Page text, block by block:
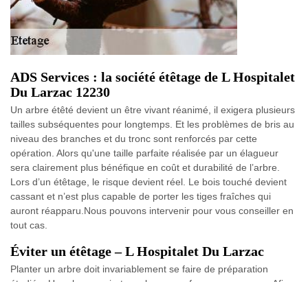
ADS Services : la société étêtage de L Hospitalet
Du Larzac 12230
Un arbre étêté devient un être vivant réanimé, il exigera plusieurs
tailles subséquentes pour longtemps. Et les problèmes de bris au
niveau des branches et du tronc sont renforcés par cette
opération. Alors qu'une taille parfaite réalisée par un élagueur
sera clairement plus bénéfique en coût et durabilité de l’arbre.
Lors d’un étêtage, le risque devient réel. Le bois touché devient
cassant et n’est plus capable de porter les tiges fraîches qui
auront réapparu.Nous pouvons intervenir pour vous conseiller en
tout cas.
Éviter un étêtage – L Hospitalet Du Larzac
Planter un arbre doit invariablement se faire de préparation